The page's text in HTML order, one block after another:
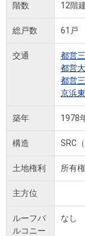
階数 12階
総戸数 61戸
交通 都営
都営
都営
京浜
築年 1978
構造 SRC
土地権利 所有権
主方位
ルーフバ
ルコニー
なし